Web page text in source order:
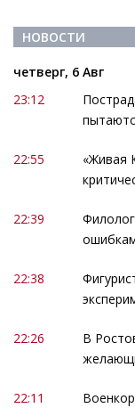
НОВОСТИ
четверг, 6 Авг
23:12
22:55
«Живая
22:39
22:38
22:26
В
22:11